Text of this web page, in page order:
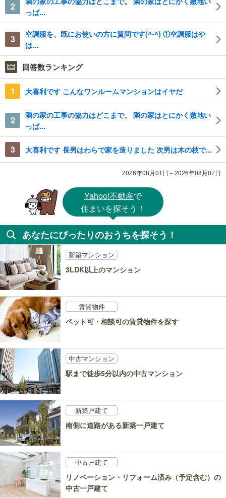
2
っぱ...
3
空調服を、既にお使いの方に質問です(^-^) ①空調服はや
は...
回答数ランキング
1 大喜利です こんなワンルームマンションはイヤだ
2
隣の家の工事の協力はどこまで。 隣の家はとにかく敷地い
っぱ...
3 大喜利です 長男はわらで家を造りました 次男は木の枝で...
2026年08月01日～2026年08月07日
Yahoo!不動産で
住まいを探そう！
あなたにぴったりのおうちを探そう！
新築マンション
3LDK以上のマンション
賃貸物件
ペット可・相談可の賃貸物件を探す
中古マンション
駅まで徒歩5分以内の中古マンション
新築戸建て
南側に道路がある新築一戸建て
中古戸建て
リノベーション・リフォーム済み（予定含む）の
中古一戸建て